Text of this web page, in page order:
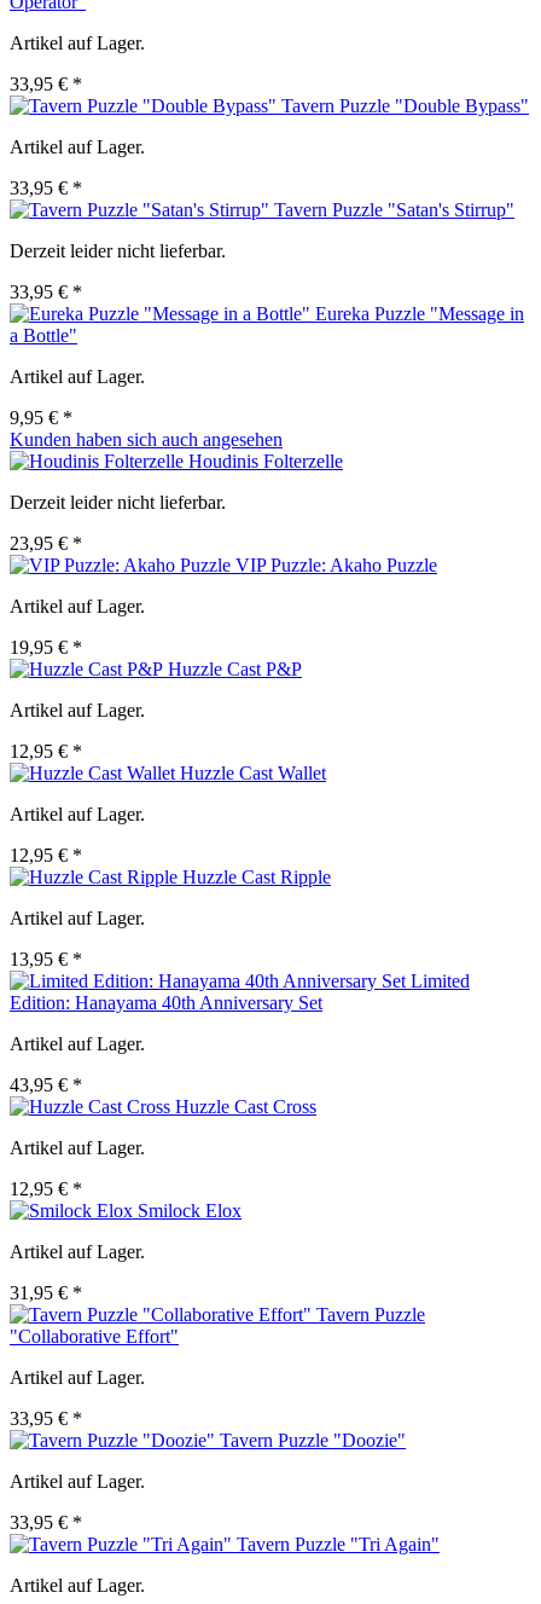
Artikel auf Lager.
33,95 € *
Tavern Puzzle "Double Bypass"
Artikel auf Lager.
33,95 € *
Tavern Puzzle "Satan's Stirrup"
Derzeit leider nicht lieferbar.
33,95 € *
Eureka Puzzle "Message in
a Bottle"
Artikel auf Lager.
9,95 € *
Kunden haben sich auch angesehen
Houdinis Folterzelle
Derzeit leider nicht lieferbar.
23,95 € *
VIP Puzzle: Akaho Puzzle
Artikel auf Lager.
19,95 € *
Huzzle Cast P&P
Artikel auf Lager.
12,95 € *
Huzzle Cast Wallet
Artikel auf Lager.
12,95 € *
Huzzle Cast Ripple
Artikel auf Lager.
13,95 € *
Limited
Edition: Hanayama 40th Anniversary Set
Artikel auf Lager.
43,95 € *
Huzzle Cast Cross
Artikel auf Lager.
12,95 € *
Smilock Elox
Artikel auf Lager.
31,95 € *
Tavern Puzzle
"Collaborative Effort"
Artikel auf Lager.
33,95 € *
Tavern Puzzle "Doozie"
Artikel auf Lager.
33,95 € *
Tavern Puzzle "Tri Again"
Artikel auf Lager.